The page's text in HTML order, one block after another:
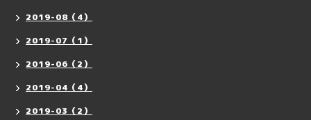
2019-08（4）
2019-07（1）
2019-06（2）
2019-04（4）
2019-03（2）